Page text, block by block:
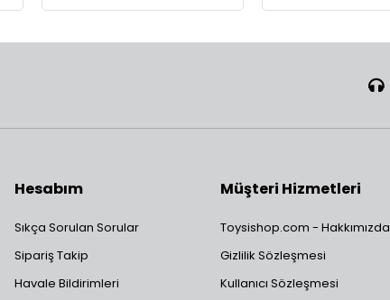
Hesabım
Sıkça Sorulan Sorular
Sipariş Takip
Havale Bildirimleri
Müşteri Hizmetleri
Toysishop.com - Hakkımızda
Gizlilik Sözleşmesi
Kullanıcı Sözleşmesi